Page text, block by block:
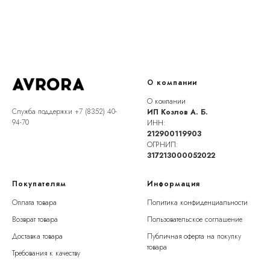
Служба поддержки +7 (8352) 40-
94-70
О компании
О компании
ИП Козлов А. Б.
ИНН:
212900119903
ОГРНИП:
317213000052022
Покупателям
Оплата товара
Возврат товара
Доставка товара
Требования к качеству
Информация
Политика конфиденциальности
Пользовательское соглашение
Публичная оферта на покупку
товара